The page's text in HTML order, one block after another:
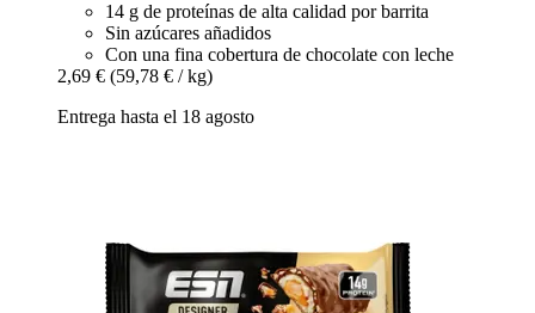
14 g de proteínas de alta calidad por barrita
Sin azúcares añadidos
Con una fina cobertura de chocolate con leche
2,69 € (59,78 € / kg)
Entrega hasta el 18 agosto